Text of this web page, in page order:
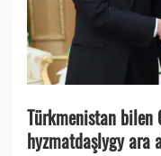
Türkmenistan bilen
hyzmatdaşlygy ara